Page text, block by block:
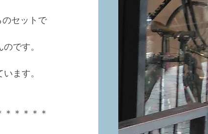
のセットで
です。
ます。
＊＊＊＊